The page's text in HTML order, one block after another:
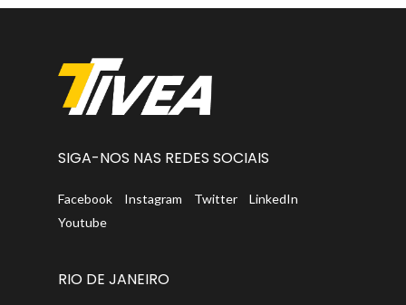
SIGA-NOS NAS REDES SOCIAIS
Facebook Instagram Twitter
LinkedIn
Youtube
RIO DE JANEIRO